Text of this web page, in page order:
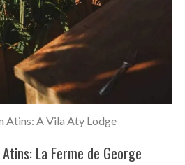
Atins: A Vila Aty Lodge
La Ferme de George